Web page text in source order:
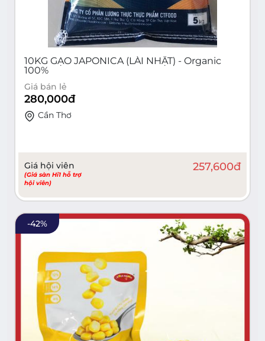
10KG GẠO JAPONICA (LÀI NHẬT) - Organic
100%
Giá bán lẻ
280,000đ
Cần Thơ
Giá hội viên
(Giá sàn Hi1 hỗ trợ
hội viên)
257,600đ
-42%